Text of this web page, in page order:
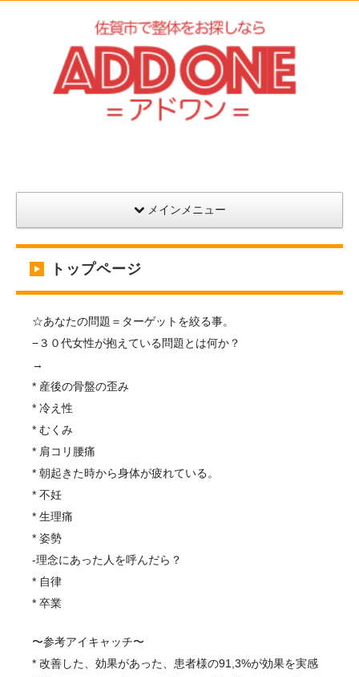
アドワン健康院
メインメニュー
トップページ
☆あなたの問題＝ターゲットを絞る事。
−３０代女性が抱えている問題とは何か？
→
* 産後の骨盤の歪み
* 冷え性
* むくみ
* 肩コリ腰痛
* 朝起きた時から身体が疲れている。
* 不妊
* 生理痛
* 姿勢
-理念にあった人を呼んだら？
* 自律
* 卒業
〜参考アイキャッチ〜
* 改善した、効果があった、患者様の91,3%が効果を実感